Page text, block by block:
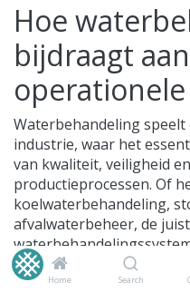
Home Search
Hoe
bijdraagt
Waterbehandeling speelt
industrie, waar het
van kwaliteit, veiligheid
productieprocessen. Of
koelwaterbehandeling,
afvalwaterbeheer, de
storingen te voorkomen,
apparatuur te verlengen